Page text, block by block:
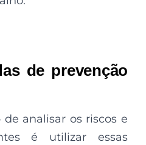
de prevenção
analisar os riscos e
é utilizar essas